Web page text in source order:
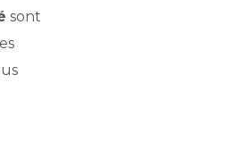
sont